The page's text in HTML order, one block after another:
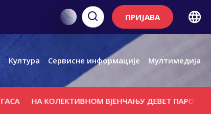
ПРИЈАВА
Култура Сервисне информације Мултимедија
НА КОЛЕКТИВНОМ ВЈЕНЧАЊУ ДЕВЕТ ПАРОВА